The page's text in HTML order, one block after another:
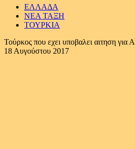
ΕΛΛΑΔΑ
ΝΕΑ ΤΑΞΗ
ΤΟΥΡΚΙΑ
Τούρκος που εχει υποβαλει αιτηση για
18 Αυγούστου 2017